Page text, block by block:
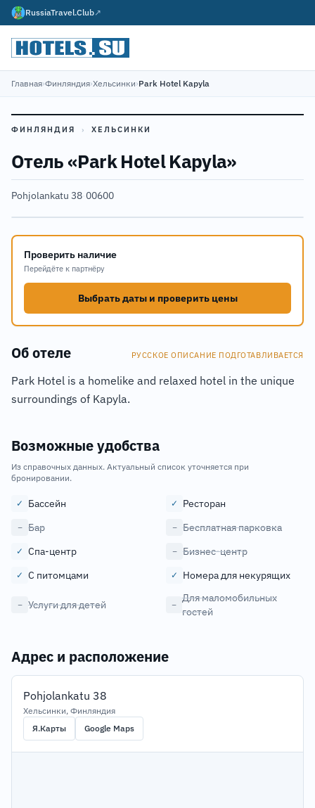
RussiaTravel.Club↗
Главная›Финляндия›Хельсинки›Park Hotel Kapyla
ФИНЛЯНДИЯ › ХЕЛЬСИНКИ
Отель «Park Hotel Kapyla»
Pohjolankatu 38·00600
Проверить наличие
Перейдёте к партнёру
Выбрать даты и проверить цены
Об отеле РУССКОЕ ОПИСАНИЕ ПОДГОТАВЛИВАЕТСЯ
Park Hotel is a homelike and relaxed hotel in the unique
surroundings of Kapyla.
Возможные удобства
Из справочных данных. Актуальный список уточняется при
бронировании.
✓ Бассейн ✓ Ресторан
− Бар − Бесплатная парковка
✓ Спа-центр − Бизнес-центр
✓ С питомцами ✓ Номера для некурящих
− Услуги для детей −
Для маломобильных
гостей
Адрес и расположение
Pohjolankatu 38
Хельсинки, Финляндия
Я.Карты
Google Maps